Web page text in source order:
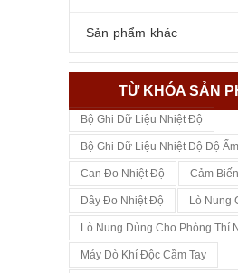
Sản phẩm khác
TỪ KHÓA SẢN
Bộ Ghi Dữ Liệu Nhiệt Độ
Bộ Ghi Dữ Liệu Nhiệt Độ Độ Ẩm
Can Đo Nhiệt Độ Cảm
Dây Đo Nhiệt Độ Lò Nung
Lò Nung Dùng Cho Phòng Thí
Máy Dò Khí Độc Cầm Tay